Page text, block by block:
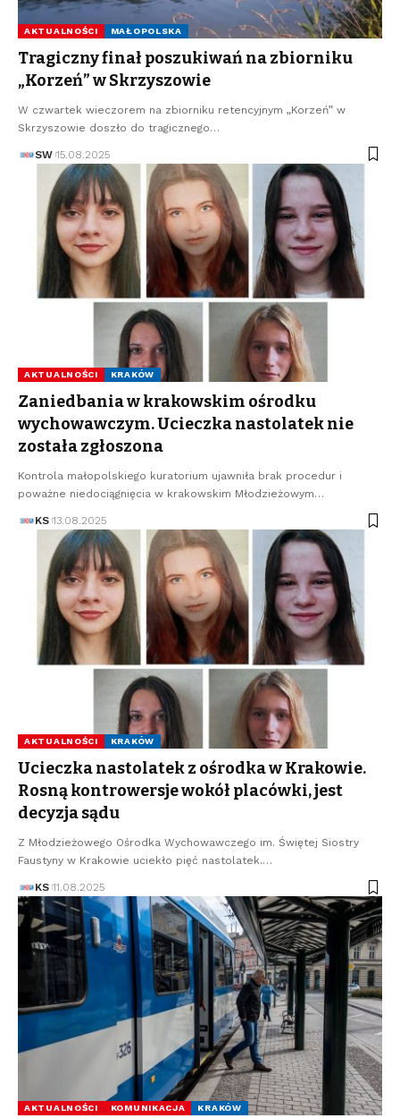
AKTUALNOŚCI MAŁOPOLSKA
Tragiczny finał poszukiwań na zbiorniku
„Korzeń” w Skrzyszowie
W czwartek wieczorem na zbiorniku retencyjnym „Korzeń” w
Skrzyszowie doszło do tragicznego…
SW 15.08.2025
AKTUALNOŚCI KRAKÓW
Zaniedbania w krakowskim ośrodku
wychowawczym. Ucieczka nastolatek nie
została zgłoszona
Kontrola małopolskiego kuratorium ujawniła brak procedur i
poważne niedociągnięcia w krakowskim Młodzieżowym…
KS 13.08.2025
AKTUALNOŚCI KRAKÓW
Ucieczka nastolatek z ośrodka w Krakowie.
Rosną kontrowersje wokół placówki, jest
decyzja sądu
Z Młodzieżowego Ośrodka Wychowawczego im. Świętej Siostry
Faustyny w Krakowie uciekło pięć nastolatek.…
KS 11.08.2025
AKTUALNOŚCI KOMUNIKACJA KRAKÓW